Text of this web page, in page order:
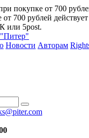
покупке от 700
от 700 рублей
или 5post.
Новости Авторам